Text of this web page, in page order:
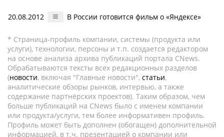
20.08.2012 В России готовится фильм о «Яндексе»
* Страница-профиль компании, системы (продукта или
услуги), технологии, персоны и т.п. создается редактором
на основе анализа архива публикаций портала CNews.
Обрабатываются тексты всех редакционных разделов
(новости, включая "Главные новости", статьи,
аналитические обзоры рынков, интервью, а также
содержание партнёрских проектов). Таким образом, чем
больше публикаций на CNews было с именем компании
или продукта/услуги, тем более информативен профиль.
Профиль может быть дополнен (обогащен) дополнительной
информацией, в т.ч. презентацией о компании или